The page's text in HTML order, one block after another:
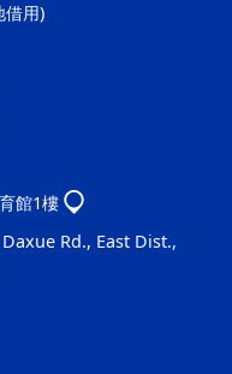
用)
館1樓
Rd., East Dist.,